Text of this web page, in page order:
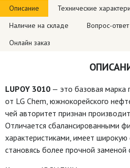
Описание Технические
Наличие на складе
Вопрос-ответ
Онлайн заказ
LUPOY 3010 — это базовая марка
от LG Chem, южнокорейского
чей авторитет признан
Отличается сбалансированными
характеристиками, имеет
становясь более прочной заменой